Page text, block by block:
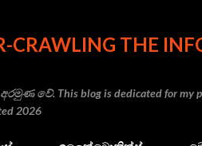
CRAWLING THE
වේ. This blog is dedicated for my
2026